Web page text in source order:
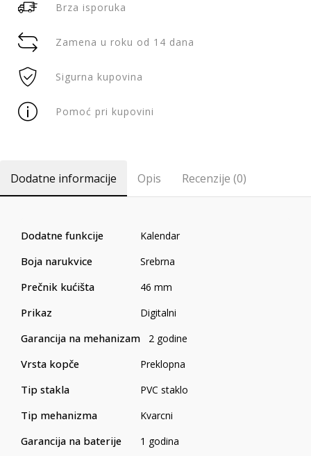
Brza isporuka
Zamena u roku od 14 dana
Sigurna kupovina
Pomoć pri kupovini
Dodatne informacije Opis Recenzije (0)
Dodatne funkcije Kalendar
Boja narukvice Srebrna
Prečnik kućišta 46 mm
Prikaz Digitalni
Garancija na mehanizam 2 godine
Vrsta kopče Preklopna
Tip stakla PVC staklo
Tip mehanizma Kvarcni
Garancija na baterije 1 godina